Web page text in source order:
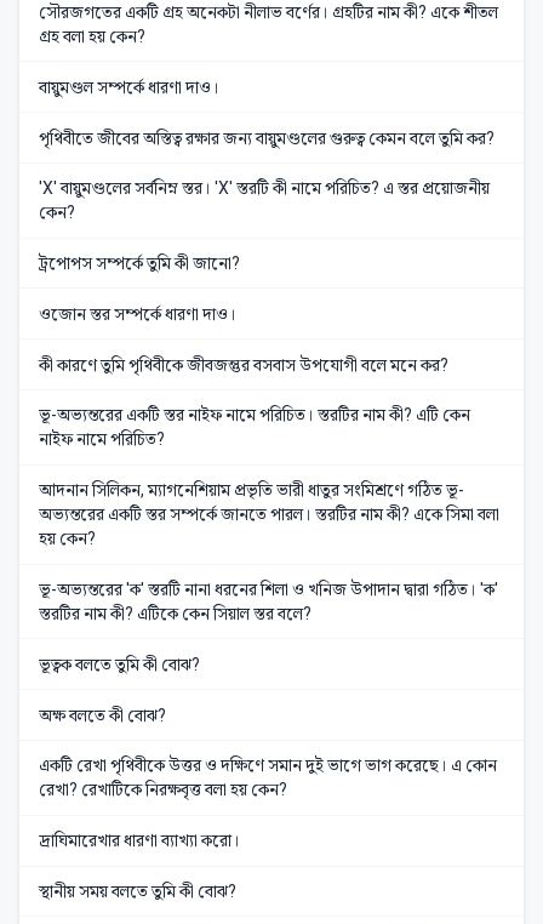
সৌরজগতের একটি গ্রহ অনেকটা নীলাভ বর্ণের। গ্রহটির নাম কী? একে শীতল
গ্রহ বলা হয় কেন?
বায়ুমণ্ডল সম্পর্কে ধারণা দাও।
পৃথিবীতে জীবের অস্তিত্ব রক্ষার জন্য বায়ুমণ্ডলের গুরুত্ব কেমন বলে তুমি কর?
'X' বায়ুমণ্ডলের সর্বনিম্ন স্তর। 'X' স্তরটি কী নামে পরিচিত? এ স্তর প্রয়োজনীয়
কেন?
ট্রপোপস সম্পর্কে তুমি কী জানো?
ওজোন স্তর সম্পর্কে ধারণা দাও।
কী কারণে তুমি পৃথিবীকে জীবজন্তুর বসবাস উপযোগী বলে মনে কর?
ভূ-অভ্যন্তরের একটি স্তর নাইফ নামে পরিচিত। স্তরটির নাম কী? এটি কেন
নাইফ নামে পরিচিত?
আদনান সিলিকন, ম্যাগনেশিয়াম প্রভৃতি ভারী ধাতুর সংমিশ্রণে গঠিত ভূ-
অভ্যন্তরের একটি স্তর সম্পর্কে জানতে পারল। স্তরটির নাম কী? একে সিমা বলা
হয় কেন?
ভূ-অভ্যন্তরের 'ক' স্তরটি নানা ধরনের শিলা ও খনিজ উপাদান দ্বারা গঠিত। 'ক'
স্তরটির নাম কী? এটিকে কেন সিয়াল স্তর বলে?
ভূত্বক বলতে তুমি কী বোঝ?
অক্ষ বলতে কী বোঝ?
একটি রেখা পৃথিবীকে উত্তর ও দক্ষিণে সমান দুই ভাগে ভাগ করেছে। এ কোন
রেখা? রেখাটিকে নিরক্ষবৃত্ত বলা হয় কেন?
দ্রাঘিমারেখার ধারণা ব্যাখ্যা করো।
স্থানীয় সময় বলতে তুমি কী বোঝ?